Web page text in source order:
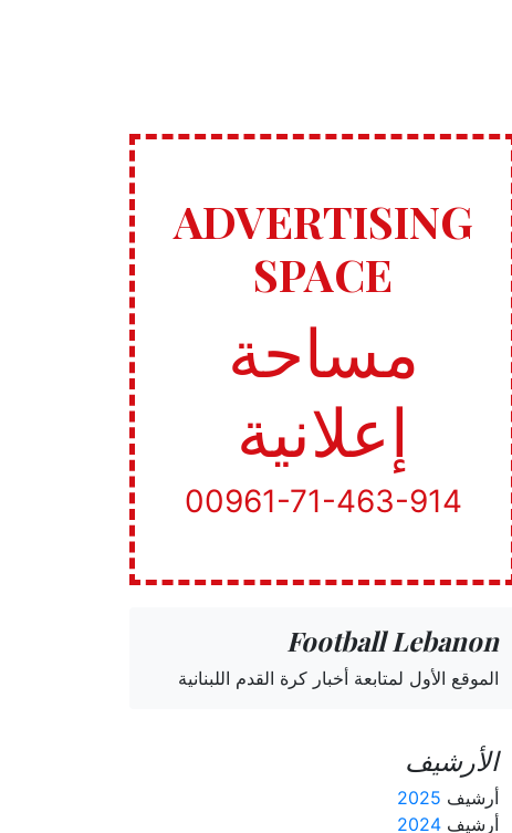
ADVERTISING
SPACE
مساحة
إعلانية
00961-71-463-914
Football Lebanon
الموقع الأول لمتابعة أخبار كرة القدم اللبنانية
الأرشيف
أرشيف 2025
أرشيف 2024